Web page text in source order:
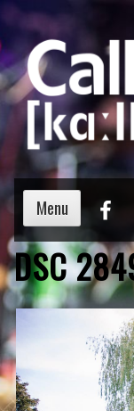
Menu
DSC